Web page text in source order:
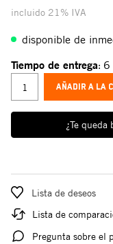
incluido 21% IVA
disponible de
Tiempo de entrega: 6
¿Te
AÑADIR A LA
Lista de deseos
Lista de
Pregunta sobre el